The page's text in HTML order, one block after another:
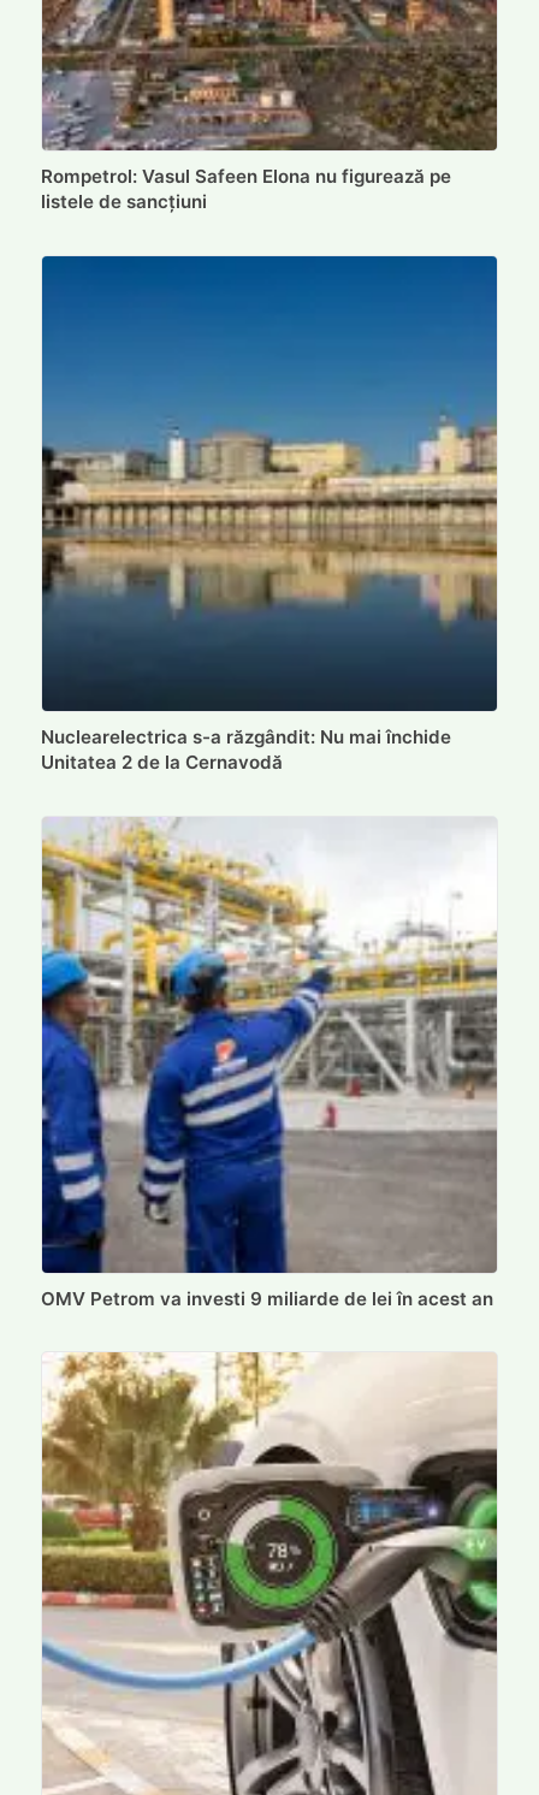
Rompetrol: Vasul Safeen Elona nu figurează pe
listele de sancțiuni
Nuclearelectrica s-a răzgândit: Nu mai închide
Unitatea 2 de la Cernavodă
OMV Petrom va investi 9 miliarde de lei în acest an